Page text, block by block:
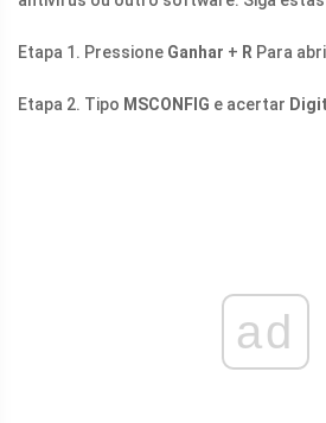
Etapa 1. Pressione Ganhar + R Para
Etapa 2. Tipo MSCONFIG e acertar
ad